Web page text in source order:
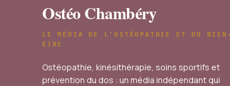
Ostéo Chambéry
LE MÉDIA DE L'OSTÉOPATHIE ET DU BIEN-
ÊTRE
Ostéopathie, kinésithérapie, soins sportifs et
prévention du dos : un média indépendant qui